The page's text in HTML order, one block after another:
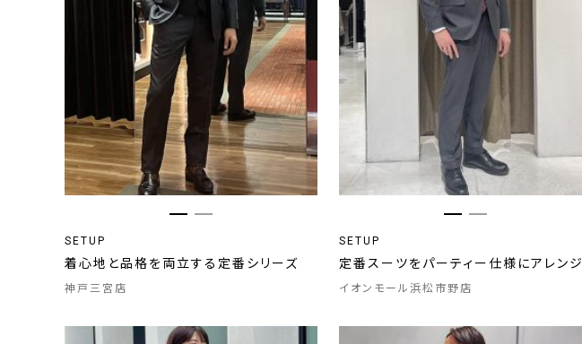
SETUP
着心地と品格を両立する定番シリーズ
神戸三宮店
SETUP
定番スーツをパーティー仕様にアレンジ
イオンモール浜松市野店